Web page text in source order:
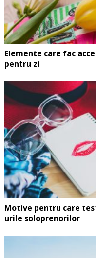
Elemente care fac
pentru zi
Motive pentru care
urile soloprenorilor